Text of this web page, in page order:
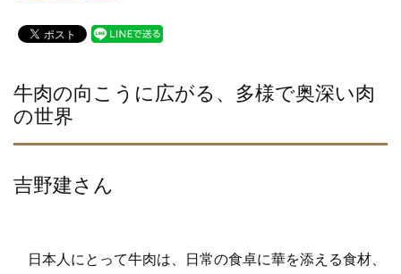
c
b
o
o
k
tt
e
牛肉の向こうに広がる、多様で奥深い肉
の世界
吉野建さん
日本人にとって牛肉は、日常の食卓に華を添える食材、